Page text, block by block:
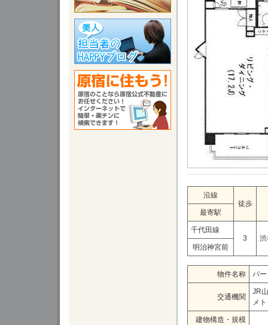
沿線
徒歩
最寄駅
千代田線
3
明治神宮前
物件名称 パ
交通機関
JR
メ
建物構造・規模